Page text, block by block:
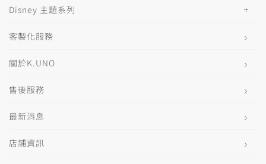
Disney 主題系列
客製化服務
關於K.UNO
售後服務
最新消息
店鋪資訊